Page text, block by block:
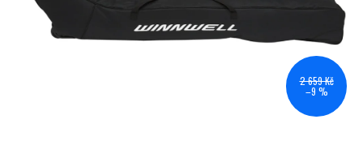
2 659 Kč
–9 %